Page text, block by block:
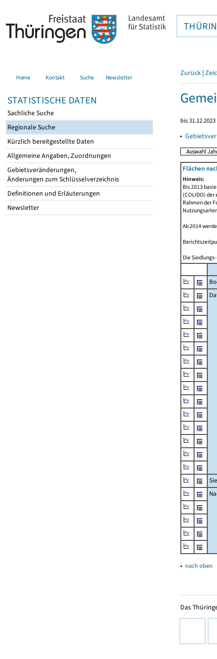
Home Kontakt Suche Newsletter
STATISTISCHE DATEN
Sachliche Suche
Regionale Suche
Kürzlich bereitgestellte Daten
Allgemeine Angaben, Zuordnungen
Gebietsveränderungen,
Änderungen zum Schlüsselverzeichnis
Definitionen und Erläuterungen
Newsletter
Zurück |
bis 31.12.2023
▸
Flächen
Hinweis:
Bis 2013
(COLIDO)
Rahmen der
Ab 2014
Die
▴ nach oben
Das